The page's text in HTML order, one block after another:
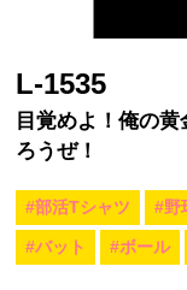
L-1535
目覚めよ！俺の
ろうぜ！
#部活Tシャツ #野
#バット #ボール